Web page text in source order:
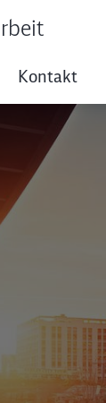
Kontakt